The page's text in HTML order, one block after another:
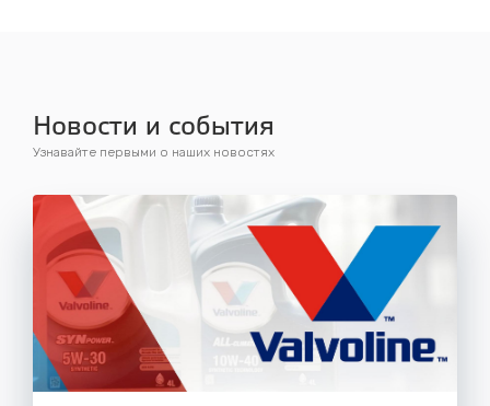
Новости и события
Узнавайте первыми о наших новостях